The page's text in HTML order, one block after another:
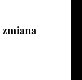
zmiana